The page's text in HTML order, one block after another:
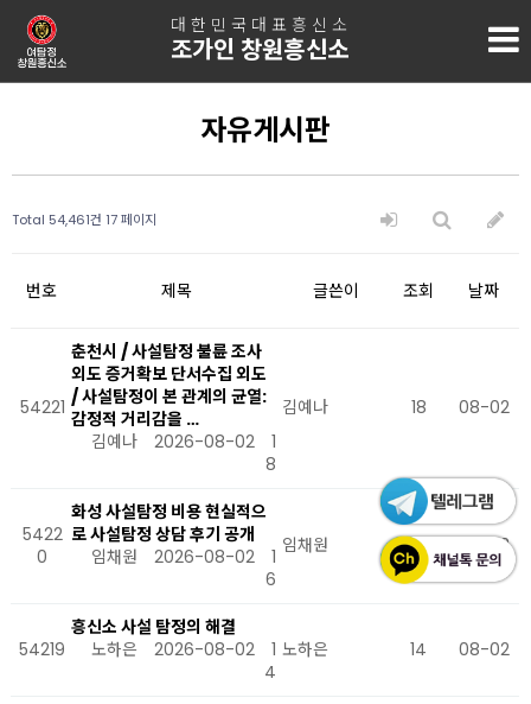
대한민국대표흥신소
조가인 창원흥신소
자유게시판
Total 54,461건 17 페이지
번호 제목 글쓴이 조회 날짜
54221
춘천시 / 사설탐정 불륜 조사
외도 증거확보 단서수집 외도
/ 사설탐정이 본 관계의 균열:
감정적 거리감을 …
김예나
2026-08-02
1
8
김예나 18 08-02
5422
0
화성 사설탐정 비용 현실적으
로 사설탐정 상담 후기 공개
임채원
2026-08-02
1
6
임채원 16 08-02
54219
흥신소 사설 탐정의 해결
노하은
2026-08-02
1
4
노하은 14 08-02